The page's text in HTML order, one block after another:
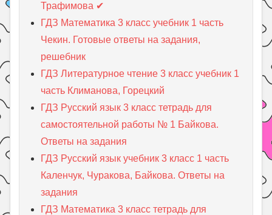
Трафимова ✔
ГДЗ Математика 3 класс учебник 1 часть
Чекин. Готовые ответы на задания,
решебник
ГДЗ Литературное чтение 3 класс учебник 1
часть Климанова, Горецкий
ГДЗ Русский язык 3 класс тетрадь для
самостоятельной работы № 1 Байкова.
Ответы на задания
ГДЗ Русский язык учебник 3 класс 1 часть
Каленчук, Чуракова, Байкова. Ответы на
задания
ГДЗ Математика 3 класс тетрадь для